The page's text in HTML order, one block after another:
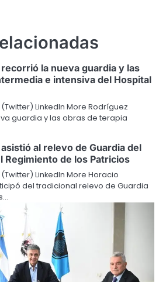
la nueva guardia y las
e intensiva del Hospital
LinkedIn More Rodríguez
guardia y las obras de terapia
al relevo de Guardia del
Regimiento de los Patricios
LinkedIn More Horacio
del tradicional relevo de Guardia